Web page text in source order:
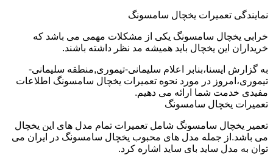
نمایندگی تعمیرات یخچال سامسونگ
خرابی یخچال سامسونگ یکی از مشکلات مهمی می باشد که
خریداران این یخچال باید همیشه مد نظر داشته باشند.
به گزارش ایسنا،بنابر اعلام سلیمانی-تیموری,منطقه سلیمانی-
تیموری،امروز در مورد نحوه تعمیرات یخچال سامسونگ اطلاعات
مفیدی خدمت شما ارائه می دهیم.
تعمیرات یخچال سامسونگ
تعمیر یخچال سامسونگ شامل تعمیرات تمام مدل های این یخچال
می باشد.از جمله مدل های محبوب یخچال سامسونگ در ایران می
توان به مدل ساید بای ساید اشاره کرد.